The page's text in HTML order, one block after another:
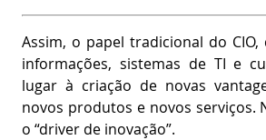
Assim, o papel tradicional do
informações, sistemas de TI e
lugar à criação de novas
novos produtos e novos serviços.
o “driver de inovação”.